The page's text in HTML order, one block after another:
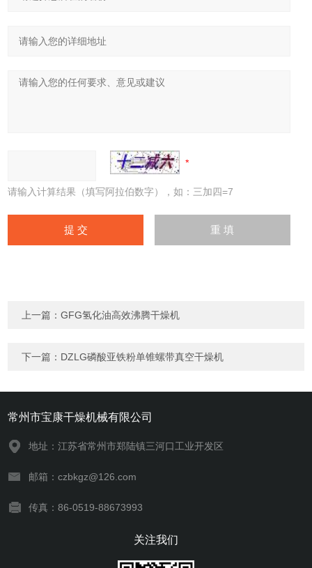
请输入计算结果（填写阿拉伯数字），如：三加四=7
上一篇：GFG氢化油高效沸腾干燥机
下一篇： DZLG磷酸亚铁粉单锥螺带真空干燥机
常州市宝康干燥机械有限公司
地址：江苏省常州市郑陆镇三河口工业开发区
邮箱：czbkgz@126.com
传真：86-0519-88673993
关注我们